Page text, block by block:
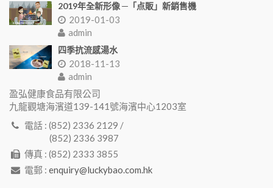
2019年全新形像 ─「点販」新銷售機
2019-01-03
admin
四季抗流感湯水
2018-11-13
admin
盈弘健康食品有限公司
九龍觀塘海濱道139-141號海濱中心1203室
電話 : (852) 2336 2129 /
(852) 2336 3987
傳真 : (852) 2333 3855
電郵 : enquiry@luckybao.com.hk